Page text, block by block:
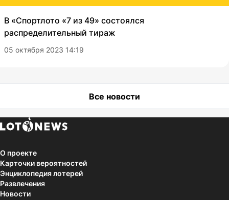
В «Спортлото «7 из 49» состоялся
распределительный тираж
05 октября 2023 14:19
Все новости
О проекте
Карточки вероятностей
Энциклопедия лотерей
Развлечения
Новости